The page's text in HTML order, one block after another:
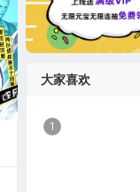
大家喜欢
1